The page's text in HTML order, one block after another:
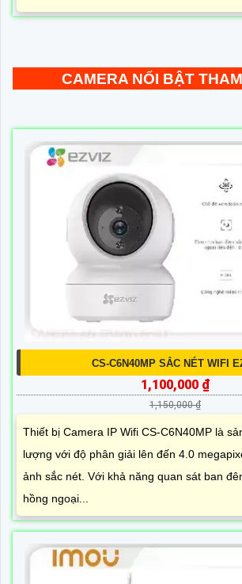
CAMERA NỔI BẬT
CS-C6N40MP SẮC NÉT WIFI
1,100,000 ₫
1,150,000 ₫
Thiết bị Camera IP Wifi CS-C6N40MP là
lượng với độ phân giải lên đến 4.0
ảnh sắc nét. Với khả năng quan sát ban
hồng ngoại...